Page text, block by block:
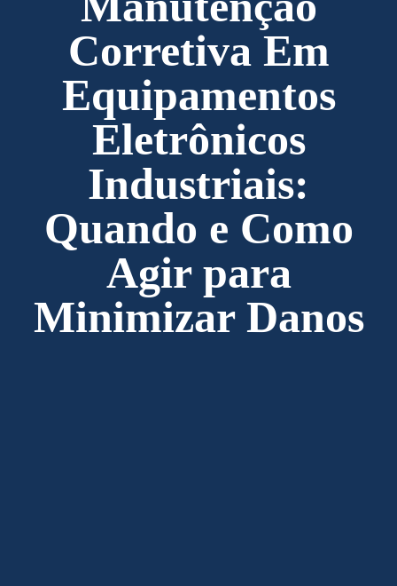
Corretiva Em
Equipamentos
Eletrônicos
Industriais:
Quando e Como
Agir para
Minimizar Danos